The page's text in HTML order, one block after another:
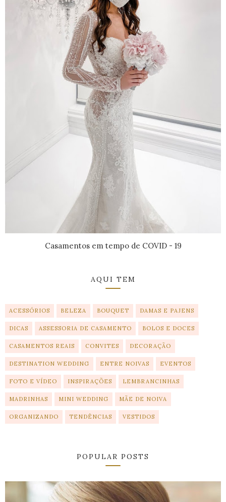
Casamentos em tempo de COVID - 19
AQUI TEM
ACESSÓRIOS BELEZA BOUQUET DAMAS E PAJENS
DICAS ASSESSORIA DE CASAMENTO BOLOS E DOCES
CASAMENTOS REAIS CONVITES DECORAÇÃO
DESTINATION WEDDING ENTRE NOIVAS EVENTOS
FOTO E VÍDEO INSPIRAÇÕES LEMBRANCINHAS
MADRINHAS MINI WEDDING MÃE DE NOIVA
ORGANIZANDO TENDÊNCIAS VESTIDOS
POPULAR POSTS